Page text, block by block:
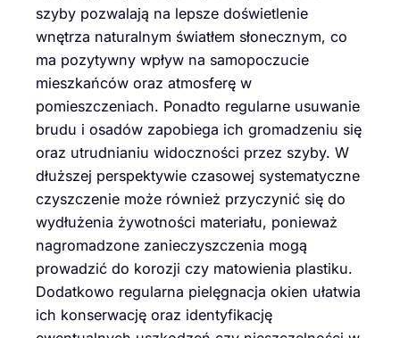
szyby pozwalają na lepsze doświetlenie
wnętrza naturalnym światłem słonecznym, co
ma pozytywny wpływ na samopoczucie
mieszkańców oraz atmosferę w
pomieszczeniach. Ponadto regularne usuwanie
brudu i osadów zapobiega ich gromadzeniu się
oraz utrudnianiu widoczności przez szyby. W
dłuższej perspektywie czasowej systematyczne
czyszczenie może również przyczynić się do
wydłużenia żywotności materiału, ponieważ
nagromadzone zanieczyszczenia mogą
prowadzić do korozji czy matowienia plastiku.
Dodatkowo regularna pielęgnacja okien ułatwia
ich konserwację oraz identyfikację